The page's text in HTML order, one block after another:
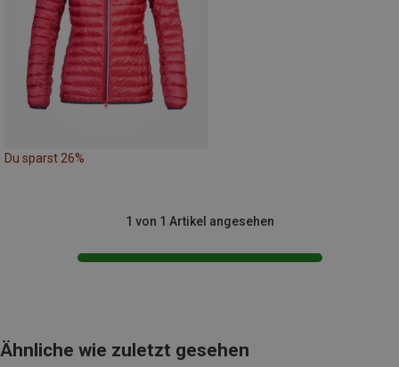
Du sparst 26%
1 von 1 Artikel angesehen
Ähnliche wie zuletzt gesehen